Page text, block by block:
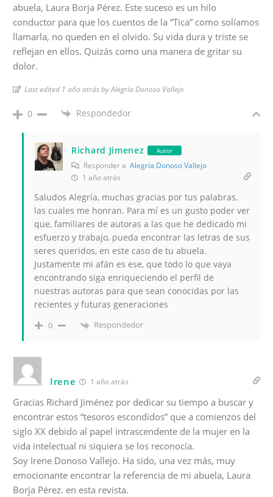
abuela, Laura Borja Pérez. Este suceso es un hilo
conductor para que los cuentos de la “Tica” como solíamos
llamarla, no queden en el olvido. Su vida dura y triste se
reflejan en ellos. Quizás como una manera de gritar su
dolor.
Last edited 1 año atrás by Alegría Donoso Vallejo
0 Respondedor
Richard Jimenez Autor
Responder a Alegría Donoso Vallejo
1 año atrás
Saludos Alegría, muchas gracias por tus palabras,
las cuales me honran. Para mí es un gusto poder ver
que, familiares de autoras a las que he dedicado mi
esfuerzo y trabajo, pueda encontrar las letras de sus
seres queridos, en este caso de tu abuela.
Justamente mi afán es ese, que todo lo que vaya
encontrando siga enriqueciendo el perfil de
nuestras autoras para que sean conocidas por las
recientes y futuras generaciones
0 Respondedor
Irene 1 año atrás
Gracias Richard Jiménez por dedicar su tiempo a buscar y
encontrar estos “tesoros escondidos” que a comienzos del
siglo XX debido al papel intrascendente de la mujer en la
vida intelectual ni siquiera se los reconocía.
Soy Irene Donoso Vallejo. Ha sido, una vez más, muy
emocionante encontrar la referencia de mi abuela, Laura
Borja Pérez. en esta revista.